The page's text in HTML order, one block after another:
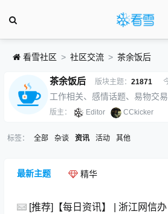
看雪社区 社区交流 茶余饭后
茶余饭后 版块主题： 21871
工作相关、感情话题、易物交
版主： Editor CCkicker
标签： 全部 杂谈 资讯 活动 其他
最新主题 精华
[推荐]【每日资讯】 | 浙江网信